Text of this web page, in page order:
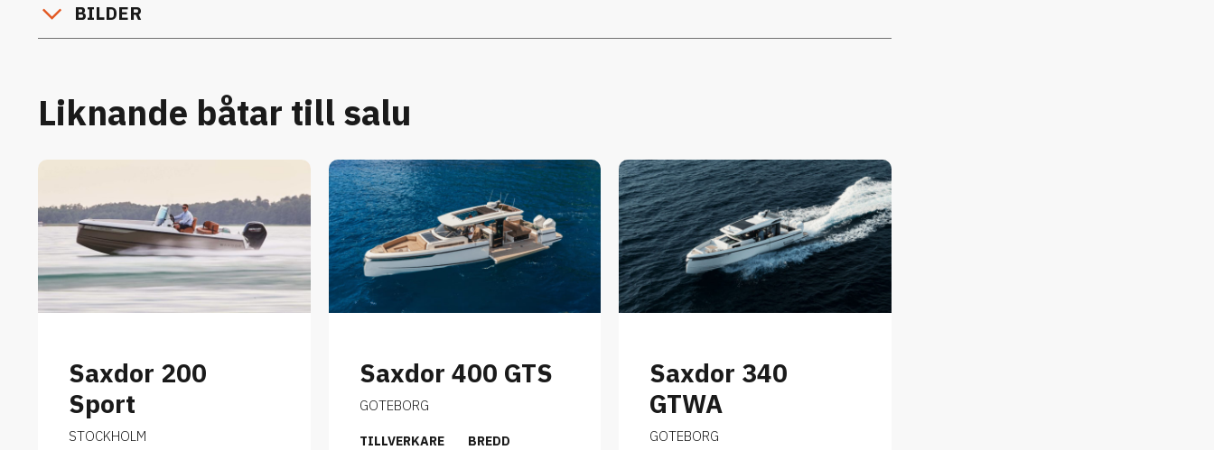
BILDER
Liknande båtar till salu
Saxdor 200
Sport
STOCKHOLM
Saxdor 400 GTS
GOTEBORG
TILLVERKARE
BREDD
Saxdor 340
GTWA
GOTEBORG